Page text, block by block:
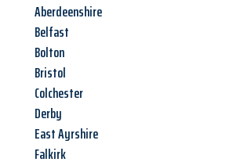
Aberdeenshire
Belfast
Bolton
Bristol
Colchester
Derby
East Ayrshire
Falkirk